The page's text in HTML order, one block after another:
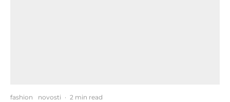
fashion novosti · 2 min read